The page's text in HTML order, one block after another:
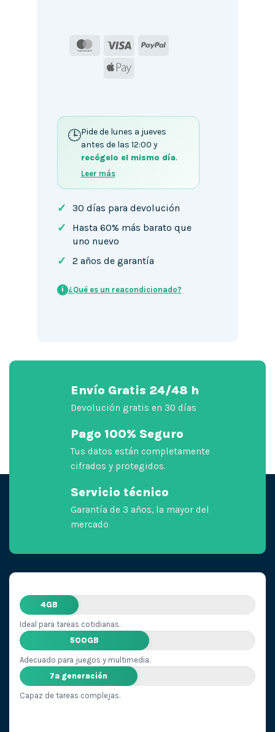
MasterCard
Visa
PayPal
Apple
Pide de lunes a jueves
antes de las 12:00 y
recógelo el mismo día.
Leer más
✓ 30 días para devolución
✓
Hasta 60% más barato que
uno nuevo
✓ 2 años de garantía
i ¿Qué es un reacondicionado?
Envío Gratis 24/48 h
Devolución gratis en 30 días
Pago 100% Seguro
Tus datos están completamente
cifrados y protegidos.
Servicio técnico
Garantía de 3 años, la mayor del
mercado
4GB
Ideal para tareas cotidianas.
500GB
Adecuado para juegos y multimedia.
7ª generación
Capaz de tareas complejas.